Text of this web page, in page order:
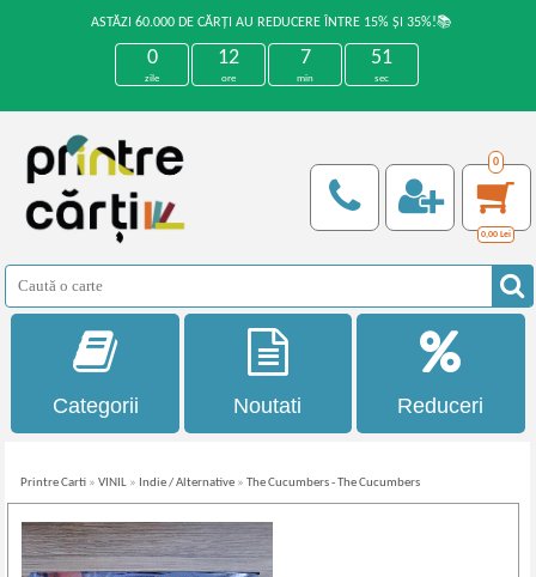
ASTĂZI 60.000 DE CĂRȚI AU REDUCERE ÎNTRE 15% ȘI 35%!📚
0
zile
12
ore
7
min
51
sec
0
0,00 Lei
Categorii Noutati Reduceri
Printre Carti »VINIL » Indie / Alternative »The Cucumbers - The Cucumbers